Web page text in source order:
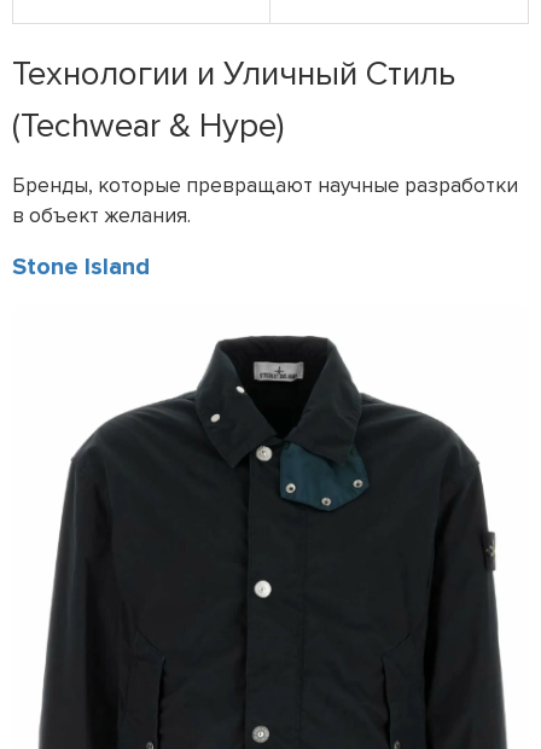
Технологии и Уличный Стиль
(Techwear & Hype)
Бренды, которые превращают научные разработки
в объект желания.
Stone Island